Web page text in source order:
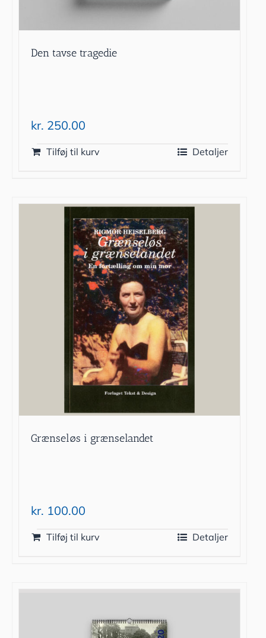
Den tavse tragedie
kr. 250.00
Tilføj til kurv Detaljer
Grænseløs i grænselandet
kr. 100.00
Tilføj til kurv Detaljer